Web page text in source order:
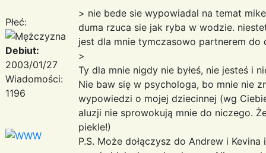
Płeć:
Debiut:
2003/01/27
Wiadomości:
1196
> nie bede sie wypowiadal na temat
duma rzuca sie jak ryba w wodzie.
jest dla mnie tymczasowo partnerem do
>
Ty dla mnie nigdy nie byłeś, nie jesteś i
Nie baw się w psychologa, bo mnie nie
wypowiedzi o mojej dziecinnej (wg
aluzji nie sprowokują mnie do niczego.
piekle!)
P.S. Może dołączysz do Andrew i